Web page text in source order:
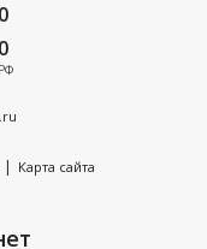
| Карта сайта